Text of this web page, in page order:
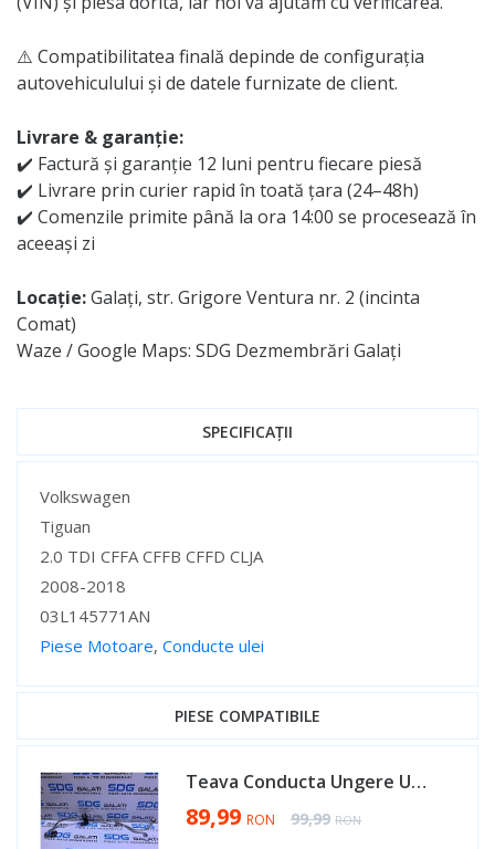
⚠️ Compatibilitatea finală depinde de configurația
autovehiculului și de datele furnizate de client.
Livrare & garanție:
✔️ Factură și garanție 12 luni pentru fiecare piesă
✔️ Livrare prin curier rapid în toată țara (24–48h)
✔️ Comenzile primite până la ora 14:00 se procesează în
aceeași zi
Locație:Galați, str. Grigore Ventura nr. 2 (incinta
Comat)
Waze / Google Maps: SDG Dezmembrări Galați
SPECIFICAȚII
Specificații
Volkswagen
Tiguan
2.0 TDI CFFA CFFB CFFD CLJA
2008-2018
03L145771AN
Piese Motoare, Conducte ulei
PIESE COMPATIBILE
Teava Conducta Ungere Ulei Turbo Turbina Turbosuflanta VW Passat CC 2.0 TDI CFFA CFFB 2009 - 2012 Cod 03L145771AN [AV0463]
Special Price
89,99 RON Regular Price
99,99 RON